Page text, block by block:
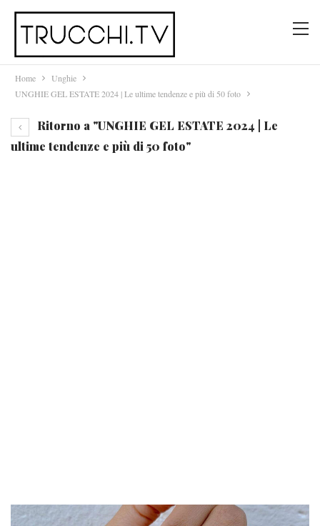
Home
Unghie
UNGHIE GEL ESTATE 2024 | Le ultime tendenze e più di 50 foto
Ritorno a "UNGHIE GEL ESTATE 2024 | Le
ultime tendenze e più di 50 foto"